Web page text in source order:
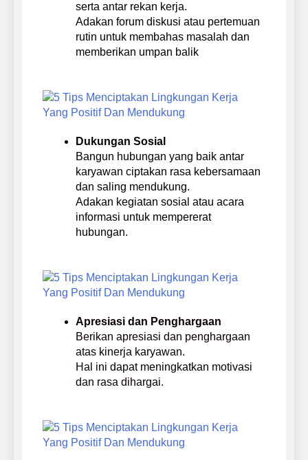
serta antar rekan kerja.
Adakan forum diskusi atau pertemuan
rutin untuk membahas masalah dan
memberikan umpan balik
Dukungan Sosial
Bangun hubungan yang baik antar
karyawan ciptakan rasa kebersamaan
dan saling mendukung.
Adakan kegiatan sosial atau acara
informasi untuk mempererat
hubungan.
Apresiasi dan Penghargaan
Berikan apresiasi dan penghargaan
atas kinerja karyawan.
Hal ini dapat meningkatkan motivasi
dan rasa dihargai.